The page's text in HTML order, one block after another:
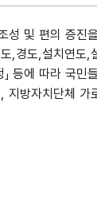
성 및 편의 증
,경도,설치연도,
」 등에 따라 국
지방자치단체